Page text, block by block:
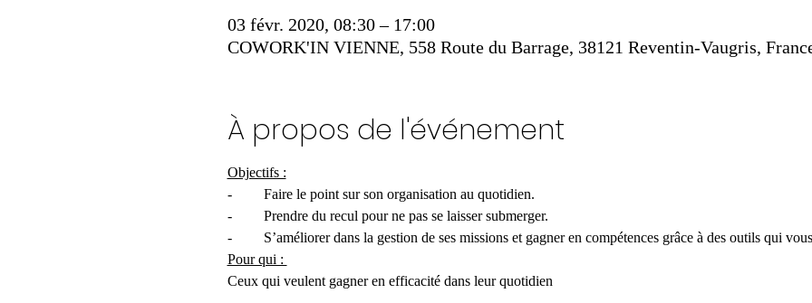
03 févr. 2020, 08:30 – 17:00
COWORK'IN VIENNE, 558 Route du Barrage, 38121 Reventin-Vaugris,
À propos de l'événement